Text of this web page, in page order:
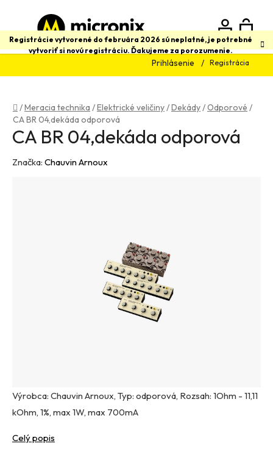
obsah
Registrácie vytvorené do februára 2026 sú neplatné, je potrebné
vytvoriť si novú registráciu. Ďakujeme za porozumenie.
Prihlásenie Registrácia
Hľadať
Domov
/Meracia technika /Elektrické veličiny/Dekády/Odporové /
CA BR 04,dekáda odporová
Výrobca: Chauvin Arnoux, Typ: odporová, Rozsah: 1Ohm - 11,11
kOhm, 1%, max 1W, max 700mA
Celý popis
CA BR 04,dekáda odporová
Značka: Chauvin Arnoux